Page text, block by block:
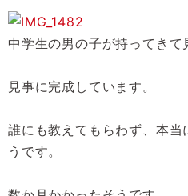
中学生の男の子が持ってきて
見事に完成しています。
誰にも教えてもらわず、本
うです。